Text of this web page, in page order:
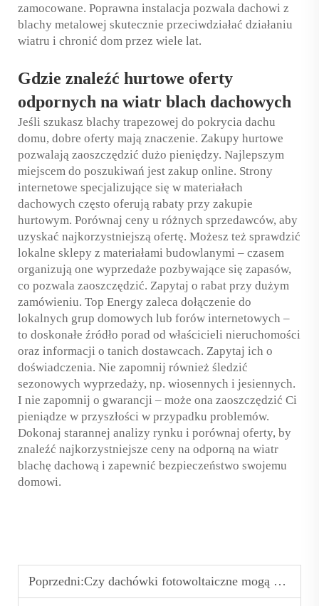
zamocowane. Poprawna instalacja pozwala dachowi z
blachy metalowej skutecznie przeciwdziałać działaniu
wiatru i chronić dom przez wiele lat.
Gdzie znaleźć hurtowe oferty
odpornych na wiatr blach dachowych
Jeśli szukasz blachy trapezowej do pokrycia dachu
domu, dobre oferty mają znaczenie. Zakupy hurtowe
pozwalają zaoszczędzić dużo pieniędzy. Najlepszym
miejscem do poszukiwań jest zakup online. Strony
internetowe specjalizujące się w materiałach
dachowych często oferują rabaty przy zakupie
hurtowym. Porównaj ceny u różnych sprzedawców, aby
uzyskać najkorzystniejszą ofertę. Możesz też sprawdzić
lokalne sklepy z materiałami budowlanymi – czasem
organizują one wyprzedaże pozbywające się zapasów,
co pozwala zaoszczędzić. Zapytaj o rabat przy dużym
zamówieniu. Top Energy zaleca dołączenie do
lokalnych grup domowych lub forów internetowych –
to doskonałe źródło porad od właścicieli nieruchomości
oraz informacji o tanich dostawcach. Zapytaj ich o
doświadczenia. Nie zapomnij również śledzić
sezonowych wyprzedaży, np. wiosennych i jesiennych.
I nie zapomnij o gwarancji – może ona zaoszczędzić Ci
pieniądze w przyszłości w przypadku problemów.
Dokonaj starannej analizy rynku i porównaj oferty, by
znaleźć najkorzystniejsze ceny na odporną na wiatr
blachę dachową i zapewnić bezpieczeństwo swojemu
domowi.
Poprzedni:Czy dachówki fotowoltaiczne mogą się zapalić lub spłonąć? Wyjaśnienie bezpieczeństwa dachówek fotowoltaicznych